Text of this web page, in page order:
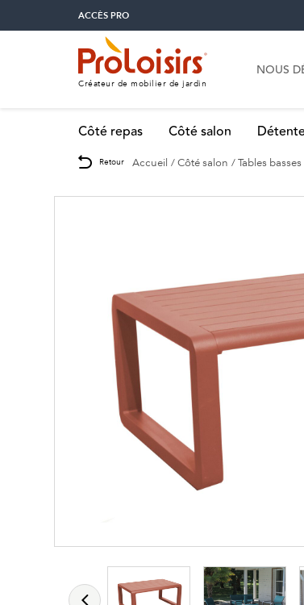
ACCÈS PRO
Créateur de mobilier de jardin
NOUS
Côté repas Côté salon
Retour Accueil Côté salon Tables basses